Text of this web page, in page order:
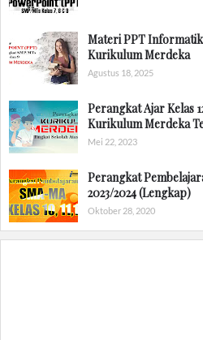
Materi PPT
Kurikulum Merdeka
Agustus 18, 2025
Perangkat Ajar Kelas
Kurikulum Merdeka
Mei 22, 2023
Perangkat
2023/2024 (Lengkap)
Oktober 28, 2020